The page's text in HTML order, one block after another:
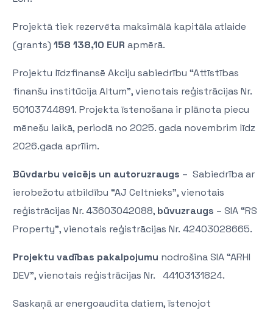
Projektā tiek rezervēta maksimālā kapitāla atlaide
(grants)158 138,10 EUR apmērā.
Projektu līdzfinansē Akciju sabiedrību “Attīstības
finanšu institūcija Altum”, vienotais reģistrācijas Nr.
50103744891. Projekta īstenošana ir plānota piecu
mēnešu laikā, periodā no 2025. gada novembrim līdz
2026.gada aprīlim.
Būvdarbu veicējs un autoruzraugs – Sabiedrība ar
ierobežotu atbildību “AJ Celtnieks”, vienotais
reģistrācijas Nr. 43603042088, būvuzraugs – SIA “RS
Property”, vienotais reģistrācijas Nr. 42403028665.
Projektu vadības pakalpojumu nodrošina SIA “ARHI
DEV”, vienotais reģistrācijas Nr. 44103131824.
Saskaņā ar energoaudita datiem, īstenojot